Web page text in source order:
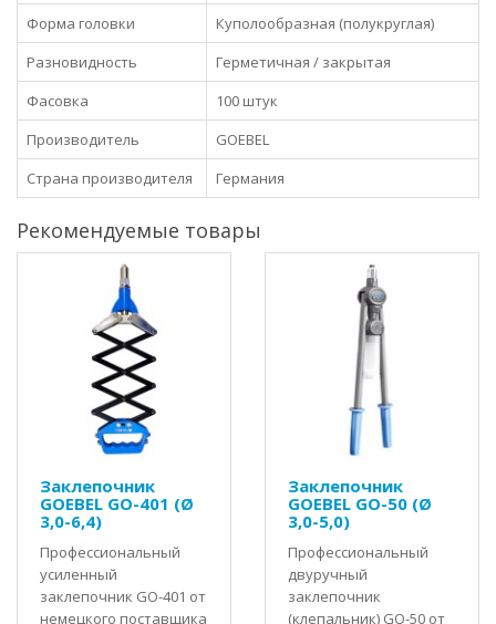
Форма головки
Куполообразная (полукруглая)
Разновидность
Герметичная / закрытая
Фасовка
100 штук
Производитель
GOEBEL
Страна производителя
Германия
Рекомендуемые товары
Заклепочник
GOEBEL GO-401 (Ø
3,0-6,4)
Профессиональный
усиленный
заклепочник GO-401 от
немецкого поставщика
Заклепочник
GOEBEL GO-50 (Ø
3,0-5,0)
Профессиональный
двуручный
заклепочник
(клепальник) GO-50 от